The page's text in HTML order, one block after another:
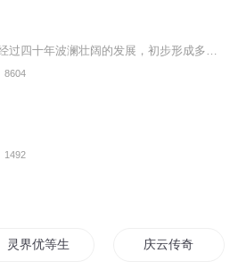
8604
1492
灵界优等生 庆云传奇